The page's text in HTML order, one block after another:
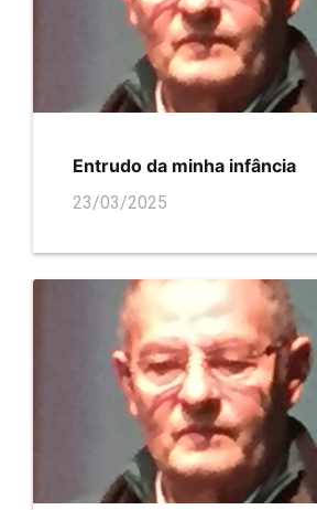
Entrudo da minha infância
23/03/2025